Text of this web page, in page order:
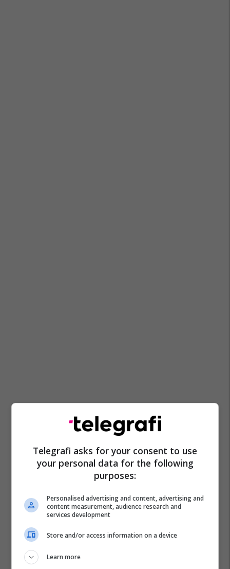
Telegrafi asks for your consent to use
your personal data for the following
purposes:
Personalised advertising and content, advertising and
content measurement, audience research and
services development
Store and/or access information on a device
Learn more